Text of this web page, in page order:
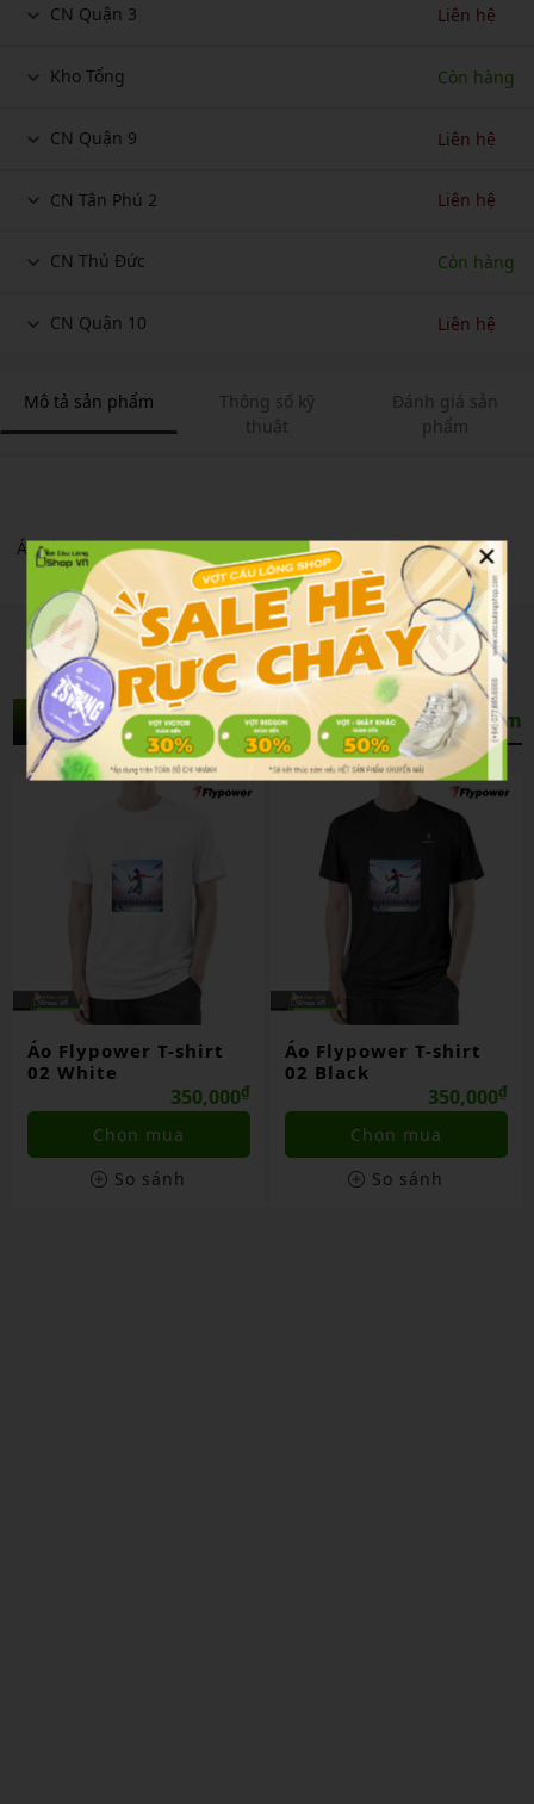
CN Quận 3 Liên hệ
Kho Tổng Còn hàng
CN Quận 9 Liên hệ
CN Tân Phú 2 Liên hệ
CN Thủ Đức Còn hàng
CN Quận 10 Liên hệ
Mô tả sản phẩm
Thông số kỹ
thuật
Đánh giá sản
phẩm
Áo Cầu Lông Flypower Rinjani 14 (hot Pink)
Sản Phẩm Liên Quan Xem thêm
Áo Flypower T-shirt
02 White
350,000₫
Chọn mua
So sánh
Áo Flypower T-shirt
02 Black
350,000₫
Chọn mua
So sánh
×